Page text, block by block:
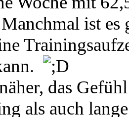
ist es
das
als auch